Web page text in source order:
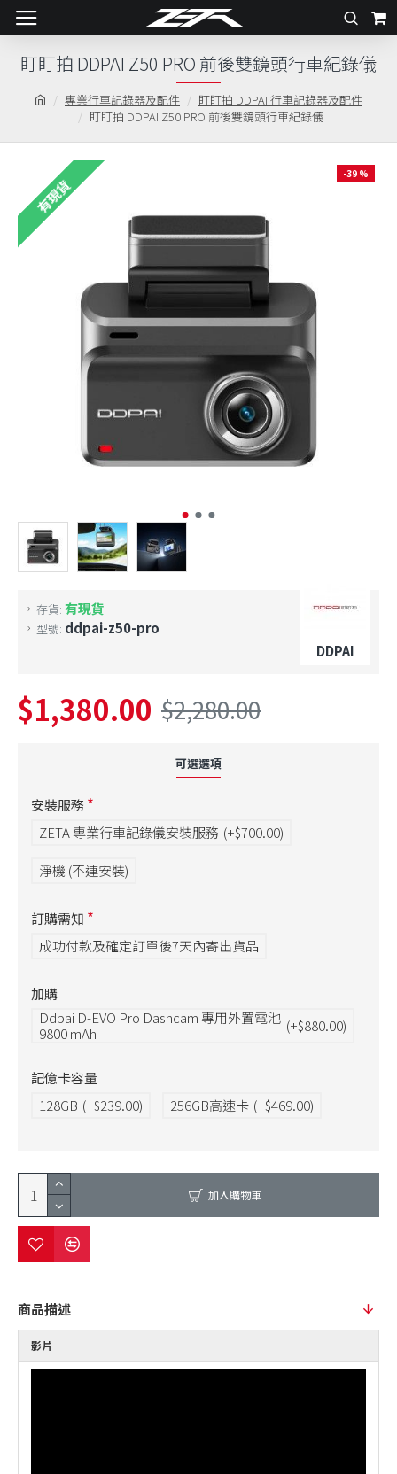
專業行車記錄器及配件
盯盯拍 DDPAI 行車記錄器及配件
盯盯拍 DDPAI Z50 PRO 前後雙鏡頭行車紀錄儀
盯盯拍 DDPAI Z50 PRO 前後雙鏡頭行車紀錄儀
有現貨
-39 %
存貨: 有現貨
型號: ddpai-z50-pro
DDPAI
$1,380.00 $2,280.00
可選選項
安裝服務
ZETA 專業行車記錄儀安裝服務 (+$700.00)
淨機 (不連安裝)
訂購需知
成功付款及確定訂單後7天內寄出貨品
加購
Ddpai D-EVO Pro Dashcam 專用外置電池
9800 mAh
(+$880.00)
記億卡容量
128GB (+$239.00) 256GB高速卡 (+$469.00)
加入購物車
商品描述
影片